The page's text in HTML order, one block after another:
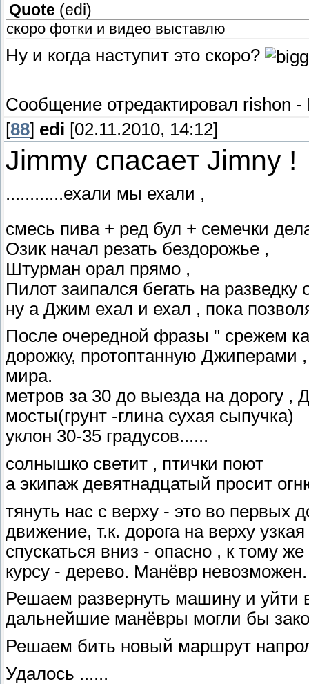
Quote (edi)
скоро фотки и видео выставлю
Ну и когда наступит это скоро?
Сообщение отредактировал rishon -
[88] edi [02.11.2010, 14:12]
Jimmy спасает Jimny !
............ехали мы ехали ,
смесь пива + ред бул + семечки
Озик начал резать бездорожье ,
Штурман орал прямо ,
Пилот заипался бегать на разведку
ну а Джим ехал и ехал , пока
После очередной фразы " срежем
дорожку, протоптанную Джиперами
мира.
метров за 30 до выезда на дорогу
мосты(грунт -глина сухая сыпучка)
уклон 30-35 градусов......
солнышко светит , птички поют
а экипаж девятнадцатый просит
тянуть нас с верху - это во первых
движение, т.к. дорога на верху узкая
спускаться вниз - опасно , к тому
курсу - дерево. Манёвр невозможен.
Решаем развернуть машину и уйти
дальнейшие манёвры могли бы
Решаем бить новый маршрут
Удалось ......